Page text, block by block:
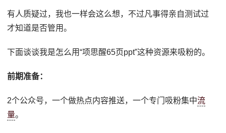
有人质疑过，我也一样会这么想，不过凡事得亲自测试过
才知道是否管用。
下面谈谈我是怎么用“项思醒65页ppt”这种资源来吸粉的。
前期准备：
2个公众号，一个做热点内容推送，一个专门吸粉集中流
量。